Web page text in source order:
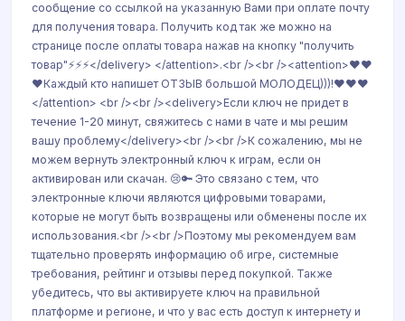
сообщение со ссылкой на указанную Вами при оплате почту
для получения товара. Получить код так же можно на
странице после оплаты товара нажав на кнопку "получить
товар"⚡⚡⚡</delivery> </attention>.<br /><br /><attention>❤️❤️
❤️Каждый кто напишет ОТЗЫВ большой МОЛОДЕЦ)))!❤️❤️❤️
</attention> <br /><br /><delivery>Если ключ не придет в
течение 1-20 минут, свяжитесь с нами в чате и мы решим
вашу проблему</delivery><br /><br />К сожалению, мы не
можем вернуть электронный ключ к играм, если он
активирован или скачан. 😢🔑 Это связано с тем, что
электронные ключи являются цифровыми товарами,
которые не могут быть возвращены или обменены после их
использования.<br /><br />Поэтому мы рекомендуем вам
тщательно проверять информацию об игре, системные
требования, рейтинг и отзывы перед покупкой. Также
убедитесь, что вы активируете ключ на правильной
платформе и регионе, и что у вас есть доступ к интернету и